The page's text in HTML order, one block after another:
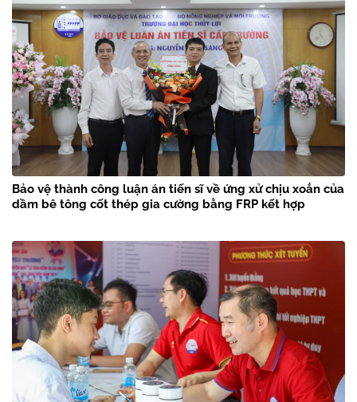
Bảo vệ thành công luận án tiến sĩ về ứng xử chịu xoắn của
dầm bê tông cốt thép gia cường bằng FRP kết hợp